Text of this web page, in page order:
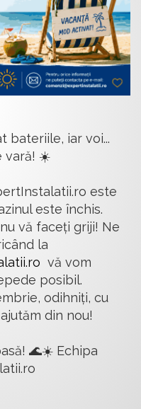
bateriile, iar voi...
vară! ☀️
este
este închis.
vă faceți griji! Ne
la
vă vom
posibil.
odihniți, cu
din nou!
🌊☀️ Echipa